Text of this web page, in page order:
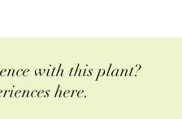
with this plant?
here.